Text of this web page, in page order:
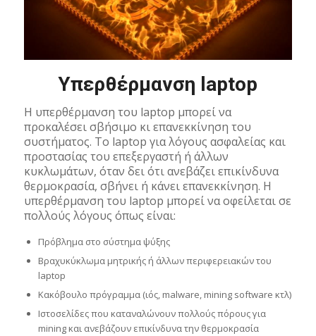
Υπερθέρμανση laptop
Η υπερθέρμανση του laptop μπορεί να
προκαλέσει σβήσιμο κι επανεκκίνηση του
συστήματος. To laptop για λόγους ασφαλείας και
προστασίας του επεξεργαστή ή άλλων
κυκλωμάτων, όταν δει ότι ανεβάζει επικίνδυνα
θερμοκρασία, σβήνει ή κάνει επανεκκίνηση. Η
υπερθέρμανση του laptop μπορεί να οφείλεται σε
πολλούς λόγους όπως είναι:
Πρόβλημα στο σύστημα ψύξης
Βραχυκύκλωμα μητρικής ή άλλων περιφερειακών του
laptop
Κακόβουλο πρόγραμμα (ιός, malware, mining software κτλ)
Ιστοσελίδες που καταναλώνουν πολλούς πόρους για
mining και ανεβάζουν επικίνδυνα την θερμοκρασία